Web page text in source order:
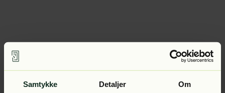
Samtykke Detaljer Om